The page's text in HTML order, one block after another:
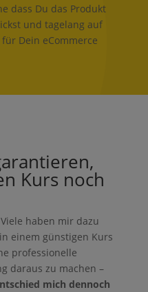
dass Du das Produkt
und tagelang auf
Dein eCommerce
Kurs noch
haben mir dazu
einem günstigen Kurs
professionelle
daraus zu machen –
mich dennoch